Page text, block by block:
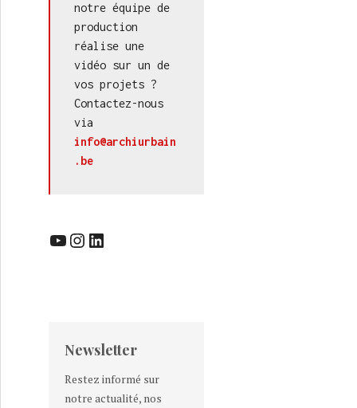
notre équipe de
production
réalise une
vidéo sur un de
vos projets ?
Contactez-nous
info@archiurbain
.be
YouTube InstagramLinkedIn
Newsletter
Restez informé sur
notre actualité, nos